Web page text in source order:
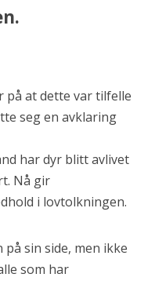
at dette var tilfelle
seg en avklaring
har dyr blitt avlivet
Nå gir
i lovtolkningen.
sin side, men ikke
som har